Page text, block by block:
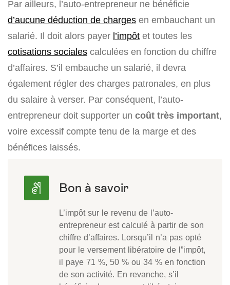
Par ailleurs, l’auto-entrepreneur ne bénéficie
d’aucune déduction de charges en embauchant un
salarié. Il doit alors payer l’impôt et toutes les
cotisations sociales calculées en fonction du chiffre
d’affaires. S’il embauche un salarié, il devra
également régler des charges patronales, en plus
du salaire à verser. Par conséquent, l’auto-
entrepreneur doit supporter un coût très important,
voire excessif compte tenu de la marge et des
bénéfices laissés.
L’impôt sur le revenu de l’auto-
entrepreneur est calculé à partir de son
chiffre d’affaires. Lorsqu’il n’a pas opté
pour le versement libératoire de l”impôt,
il paye 71 %, 50 % ou 34 % en fonction
de son activité. En revanche, s’il